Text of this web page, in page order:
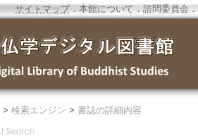
サイトマップ．本館について ． 諮問委員会．
> 検索エンジン > 書誌の詳細内容